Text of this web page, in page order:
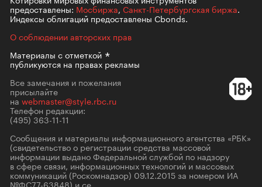
предоставлены: Мосбиржа, Санкт-Петербургская биржа.
Индексы облигаций предоставлены Cbonds.
О соблюдении авторских прав
Материалы сотметкой
публикуются на правах рекламы
Все замечания и пожелания
присылайте
на webmaster@style.rbc.ru
Телефон редакции:
(495) 363-11-11
Сообщения и материалы информационного агентства «РБК»
(свидетельство о регистрации средства массовой
информации выдано Федеральной службой по надзору
в сфере связи, информационных технологий и массовых
коммуникаций (Роскомнадзор) 09.12.2015 за номером ИА
№ФС77-63848) и се